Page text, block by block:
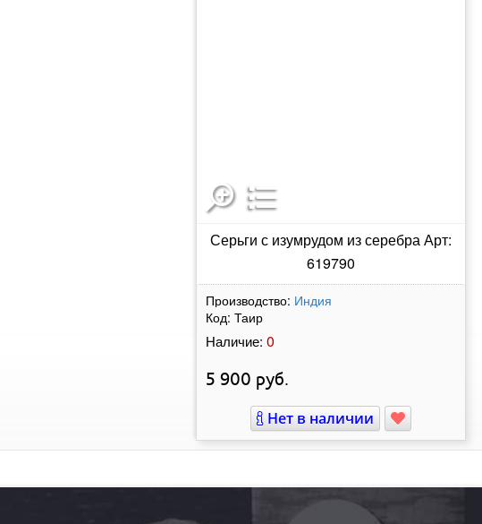
Серьги с изумрудом из серебра Арт:
619790
Производство: Индия
Код: Таир
Наличие: 0
5 900 руб.
Нет в наличии